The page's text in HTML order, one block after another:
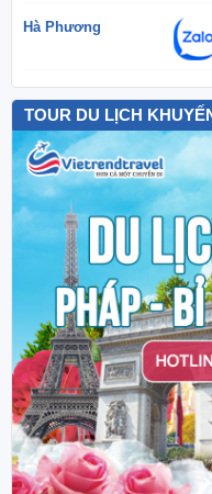
Hà Phương
TOUR DU LỊCH